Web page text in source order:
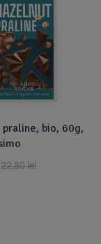
bio, 60g,
22,80lei